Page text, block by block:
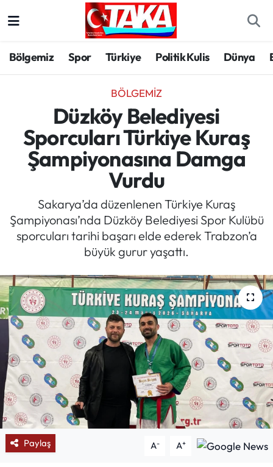
Bölgemiz Spor Türkiye Politik Kulis Dünya
BÖLGEMIZ
Düzköy Belediyesi
Sporcuları Türkiye Kuraş
Şampiyonasına Damga
Vurdu
Sakarya’da düzenlenen Türkiye Kuraş
Şampiyonası’nda Düzköy Belediyesi Spor Kulübü
sporcuları tarihi başarı elde ederek Trabzon’a
büyük gurur yaşattı.
Paylaş A- A+
Spor
Türkiye
Kültür/Sanat
Politika
Politik Kulis
Dünya
Mektup Galeri
Röportaj
Manşet
Köşe Yazıları
Karikatür Galeri
BIK
Trabzon Hava Durumu
Trabzon Trafik Yoğunluk Haritası
Süper Lig Puan Durumu ve Fikstür
Tüm Manşetler
Son Dakika Haberleri
Haber Arşivi